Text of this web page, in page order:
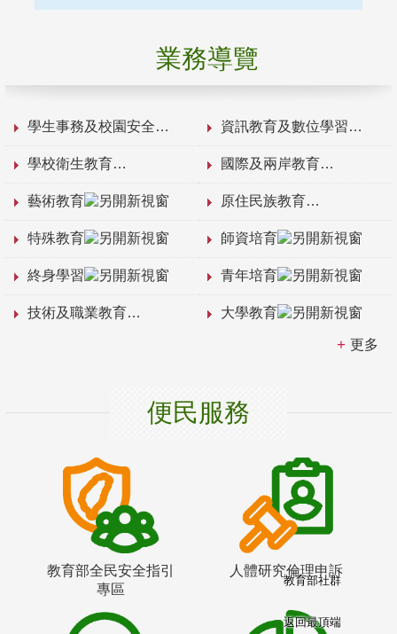
業務導覽
學生事務及校園安全 資訊教育及數位學習
學校衛生教育 國際及兩岸教育
藝術教育 原住民族教育
特殊教育 師資培育
終身學習 青年培育
技術及職業教育 大學教育
更多
便民服務
教育部全民安全指引
專區
人體研究倫理申訴
教育部社群
返回最頂端